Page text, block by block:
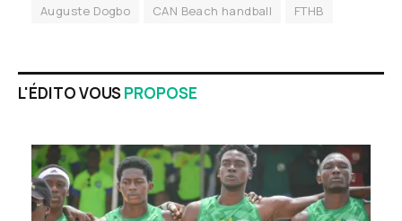
Auguste Dogbo CAN Beach handball FTHB
L'ÉDITO VOUSPROPOSE